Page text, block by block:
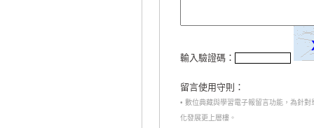
輸入驗證碼：
留言使用守則：
• 數位典藏與學習電子報留言功能，為針
化發展更上層樓。